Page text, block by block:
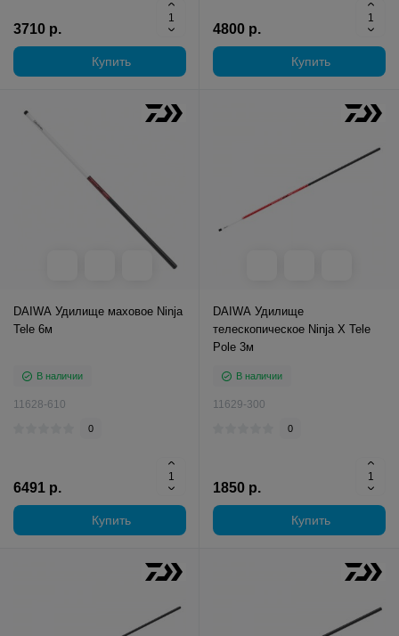
3710 р.
Купить
4800 р.
Купить
DAIWA Удилище маховое Ninja
Tele 6м
В наличии
11628-610
0
6491 р.
Купить
DAIWA Удилище
телескопическое Ninja X Tele
Pole 3м
В наличии
11629-300
0
1850 р.
Купить